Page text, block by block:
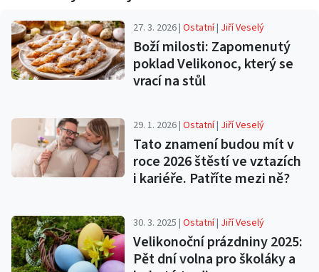
27. 3. 2026 |Ostatní| Jiří Veselý
Boží milosti: Zapomenutý
poklad Velikonoc, který se
vrací na stůl
29. 1. 2026 |Ostatní| Jiří Veselý
Tato znamení budou mít v
roce 2026 štěstí ve vztazích
i kariéře. Patříte mezi ně?
30. 3. 2025 |Ostatní| Jiří Veselý
Velikonoční prázdniny 2025:
Pět dní volna pro školáky a